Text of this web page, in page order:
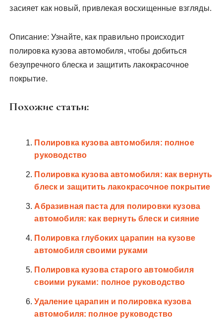
засияет как новый, привлекая восхищенные взгляды.
Описание: Узнайте, как правильно происходит
полировка кузова автомобиля, чтобы добиться
безупречного блеска и защитить лакокрасочное
покрытие.
Похожие статьи:
Полировка кузова автомобиля: полное
руководство
Полировка кузова автомобиля: как вернуть
блеск и защитить лакокрасочное покрытие
Абразивная паста для полировки кузова
автомобиля: как вернуть блеск и сияние
Полировка глубоких царапин на кузове
автомобиля своими руками
Полировка кузова старого автомобиля
своими руками: полное руководство
Удаление царапин и полировка кузова
автомобиля: полное руководство